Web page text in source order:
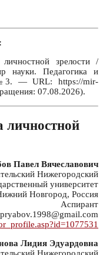
зрелости /
Педагогика и
— URL: https://mir-
07.08.2026).
личностной
Павел Вячеславович
Нижегородский
университет
Новгород, Россия
Аспирант
Лидия Эдуардовна